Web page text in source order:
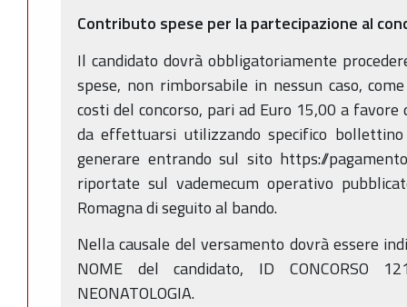
Contributo spese per la partecipazione al
Il candidato dovrà obbligatoriamente
spese, non rimborsabile in nessun caso,
costi del concorso, pari ad Euro 15,00 a favore
da effettuarsi utilizzando specifico
generare entrando sul sito https://
riportate sul vademecum operativo
Romagna di seguito al bando.
Nella causale del versamento dovrà essere
NOME del candidato, ID CONCORSO
NEONATOLOGIA.